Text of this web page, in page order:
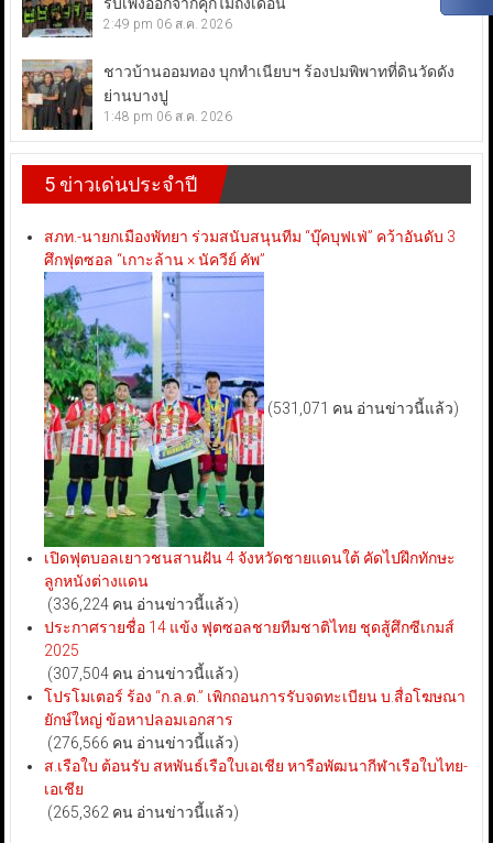
รับเพิ่งออกจากคุกไม่ถึงเดือน
2:49 pm 06 ส.ค. 2026
ชาวบ้านออมทอง บุกทำเนียบฯ ร้องปมพิพาทที่ดินวัดดัง
ย่านบางปู
1:48 pm 06 ส.ค. 2026
5 ข่าวเด่นประจำปี
สภท.-นายกเมืองพัทยา ร่วมสนับสนุนทีม “บุ๊คบุฟเฟ่” คว้าอันดับ 3
ศึกฟุตซอล “เกาะล้าน × นัควีย์ คัพ”
(531,071 คน อ่านข่าวนี้แล้ว)
เปิดฟุตบอลเยาวชนสานฝัน 4 จังหวัดชายแดนใต้ คัดไปฝึกทักษะ
ลูกหนังต่างแดน
(336,224 คน อ่านข่าวนี้แล้ว)
ประกาศรายชื่อ 14 แข้ง ฟุตซอลชายทีมชาติไทย ชุดสู้ศึกซีเกมส์
2025
(307,504 คน อ่านข่าวนี้แล้ว)
โปรโมเตอร์ ร้อง “ก.ล.ต.” เพิกถอนการรับจดทะเบียน บ.สื่อโฆษณา
ยักษ์ใหญ่ ข้อหาปลอมเอกสาร
(276,566 คน อ่านข่าวนี้แล้ว)
ส.เรือใบ ต้อนรับ สหพันธ์เรือใบเอเชีย หารือพัฒนากีฬาเรือใบไทย-
เอเชีย
(265,362 คน อ่านข่าวนี้แล้ว)